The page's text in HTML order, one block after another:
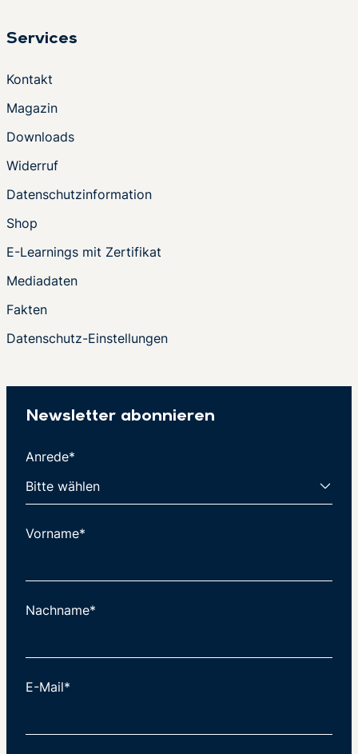
Services
Kontakt
Magazin
Downloads
Widerruf
Datenschutzinformation
Shop
E-Learnings mit Zertifikat
Mediadaten
Fakten
Datenschutz-Einstellungen
Newsletter abonnieren
Anrede*
Vorname*
Nachname*
E-Mail*